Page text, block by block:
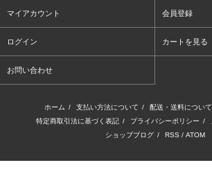
マイアカウント 会員登録
ログイン カートを見る
お問い合わせ
ホーム / 支払い方法について / 配送・送料について
特定商取引法に基づく表記 / プライバシーポリシー /
ショップブログ / RSS / ATOM